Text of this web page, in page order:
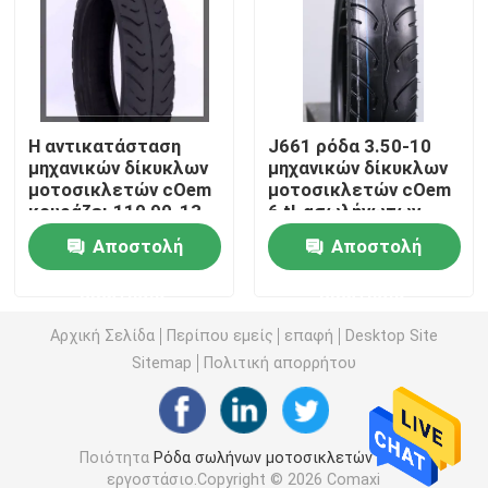
Από τη ρόδα οδικών μοτοσικλετών
Τρίκυκλη ρόδα
Ρόδα μηχανικών δίκυκλων μοτοσικλετών
Ηλεκτρική ρόδα μοτοσικλετών
Εσωτερικός σωλήνας μοτοσικλετών
Τρίκυκλος εσωτερικός σωλήνας
Η αντικατάσταση
μηχανικών δίκυκλων
μοτοσικλετών cOem
κουράζει 110 90-13
120 70-13 J668 6
ΖΕΥΓΆΡΙΑ από τις
ρόδες οδικών
Αποστολή
J661 ρόδα 3.50-10
μηχανικών δίκυκλων
μοτοσικλετών cOem
6 tl-ασωλήνωτων
ζευγάρια ελαστικών
αυτοκινήτου
μοτοσικλετών
Αποστολή
Αρχική Σελίδα Περίπου εμείς επαφή
Desktop Site
Sitemap
Πολιτική απορρήτου
Ποιότητα Ρόδα σωλήνων μοτοσικλετώνΚίνα
εργοστάσιο.Copyright © 2026 Comaxi